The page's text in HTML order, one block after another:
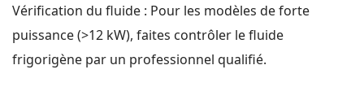
Vérification du fluide : Pour les modèles de forte
puissance (>12 kW), faites contrôler le fluide
frigorigène par un professionnel qualifié.